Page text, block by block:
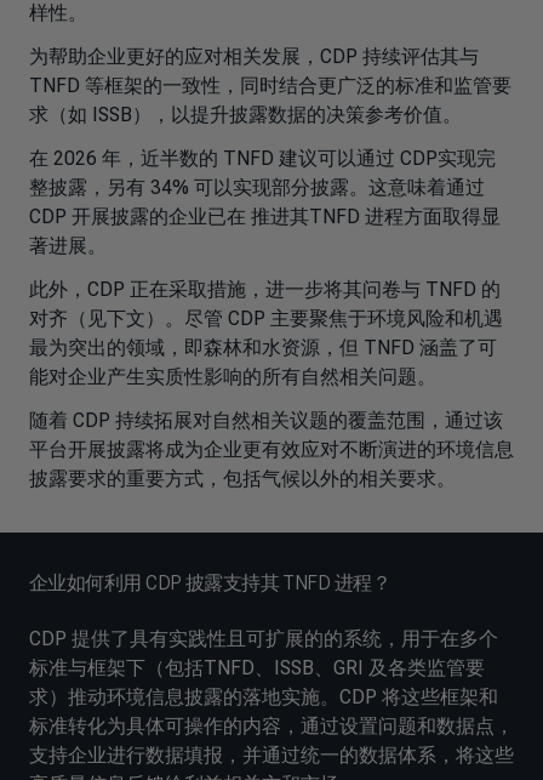
样性。
为帮助企业更好的应对相关发展，CDP 持续评估其与
TNFD 等框架的一致性，同时结合更广泛的标准和监管要
求（如 ISSB），以提升披露数据的决策参考价值。
在 2026 年，近半数的 TNFD 建议可以通过 CDP实现完
整披露，另有 34% 可以实现部分披露。这意味着通过
CDP 开展披露的企业已在 推进其TNFD 进程方面取得显
著进展。
此外，CDP 正在采取措施，进一步将其问卷与 TNFD 的
对齐（见下文）。尽管 CDP 主要聚焦于环境风险和机遇
最为突出的领域，即森林和水资源，但 TNFD 涵盖了可
能对企业产生实质性影响的所有自然相关问题。
随着 CDP 持续拓展对自然相关议题的覆盖范围，通过该
平台开展披露将成为企业更有效应对不断演进的环境信息
披露要求的重要方式，包括气候以外的相关要求。
企业如何利用 CDP 披露支持其 TNFD 进程？
CDP 提供了具有实践性且可扩展的的系统，用于在多个
标准与框架下（包括TNFD、ISSB、GRI 及各类监管要
求）推动环境信息披露的落地实施。CDP 将这些框架和
标准转化为具体可操作的内容，通过设置问题和数据点，
支持企业进行数据填报，并通过统一的数据体系，将这些